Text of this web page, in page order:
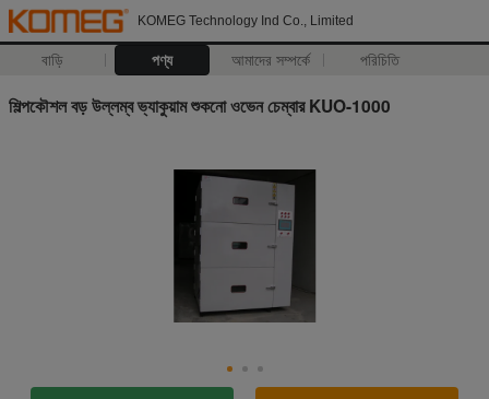
KOMEG Technology Ind Co., Limited
বাড়ি পণ্য আমাদের সম্পর্কে পরিচিতি
শিল্পকৌশল বড় উল্লম্ব ভ্যাকুয়াম শুকনো ওভেন চেম্বার KUO-1000